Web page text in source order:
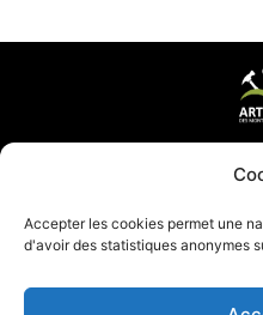
Accepter les cookies permet une
d'avoir des statistiques anonymes